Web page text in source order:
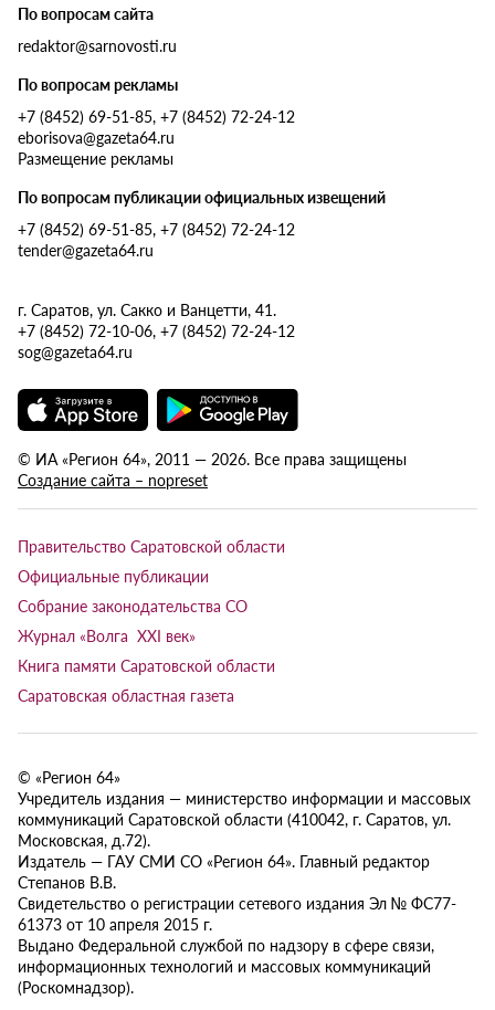
По вопросам сайта
redaktor@sarnovosti.ru
По вопросам рекламы
+7 (8452) 69-51-85, +7 (8452) 72-24-12
eborisova@gazeta64.ru
Размещение рекламы
По вопросам публикации официальных извещений
+7 (8452) 69-51-85, +7 (8452) 72-24-12
tender@gazeta64.ru
г. Саратов, ул. Сакко и Ванцетти, 41.
+7 (8452) 72-10-06, +7 (8452) 72-24-12
sog@gazeta64.ru
© ИА «Регион 64», 2011 — 2026. Все права защищены
Создание сайта – nopreset
Правительство Саратовской области
Официальные публикации
Собрание законодательства СО
Журнал «Волга XXI век»
Книга памяти Саратовской области
Саратовская областная газета
© «Регион 64»
Учредитель издания — министерство информации и массовых
коммуникаций Саратовской области (410042, г. Саратов, ул.
Московская, д.72).
Издатель — ГАУ СМИ СО «Регион 64». Главный редактор
Степанов В.В.
Свидетельство о регистрации сетевого издания Эл № ФС77-
61373 от 10 апреля 2015 г.
Выдано Федеральной службой по надзору в сфере связи,
информационных технологий и массовых коммуникаций
(Роскомнадзор).